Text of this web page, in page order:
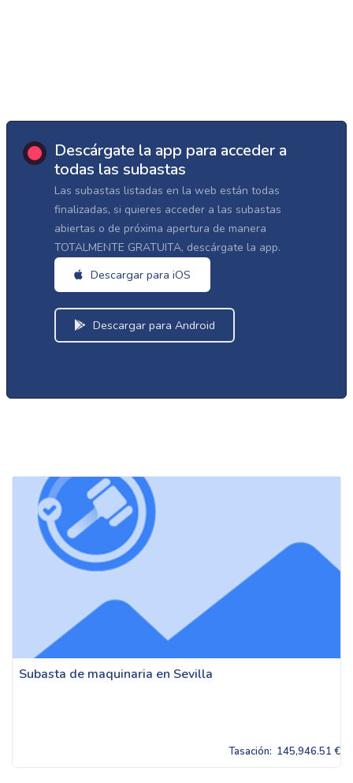
Descárgate la app para acceder a
todas las subastas
Las subastas listadas en la web están todas
finalizadas, si quieres acceder a las subastas
abiertas o de próxima apertura de manera
TOTALMENTE GRATUITA, descárgate la app.
Descargar para iOS
Descargar para Android
Subasta de maquinaria en Sevilla
Tasación: 145,946.51 €